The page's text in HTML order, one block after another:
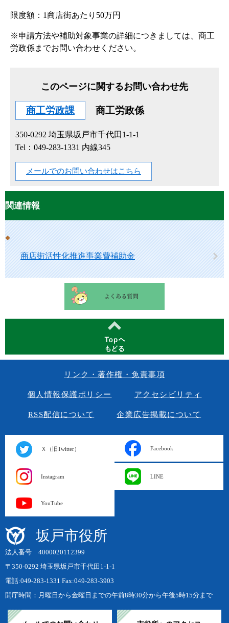
限度額：1商店街あたり50万円
※申請方法や補助対象事業の詳細につきましては、商工
労政係までお問い合わせください。
このページに関するお問い合わせ先
商工労政課 商工労政係
350-0292 埼玉県坂戸市千代田1-1-1
Tel：049-283-1331 内線345
メールでのお問い合わせはこちら
関連情報
商店街活性化推進事業費補助金
リンク・著作権・免責事項
個人情報保護ポリシー アクセシビリティ
RSS配信について 企業広告掲載について
Ｘ（旧Twitter） Facebook
Instagram LINE
YouTube
坂戸市役所
法人番号 4000020112399
〒350-0292 埼玉県坂戸市千代田1-1-1
電話:049-283-1331 Fax:049-283-3903
開庁時間：月曜日から金曜日までの午前8時30分から午後5時15分まで